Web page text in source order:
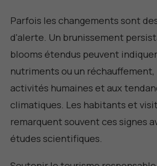
Parfois les changements sont
d'alerte. Un brunissement
blooms étendus peuvent
nutriments ou un réchauffement,
activités humaines et aux
climatiques. Les habitants et
remarquent souvent ces signes
études scientifiques.